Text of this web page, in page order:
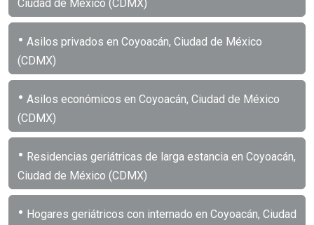
Ciudad de México (CDMX)
• Asilos privados en Coyoacán, Ciudad de México
(CDMX)
• Asilos económicos en Coyoacán, Ciudad de México
(CDMX)
• Residencias geriátricas de larga estancia en Coyoacán,
Ciudad de México (CDMX)
• Hogares geriátricos con internado en Coyoacán, Ciudad